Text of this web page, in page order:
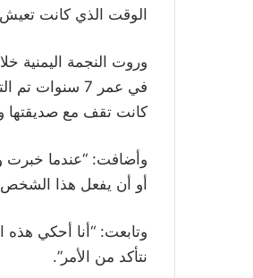
الوقت الذي كانت
وروت النجمة اليمنية
في عمر 7
كانت تقف مع صديقتها
وأضافت: “عندما خبرت
أو أن يفعل هذا
وتابعت: “أنا أحكي
نتأكد من الأمر”.